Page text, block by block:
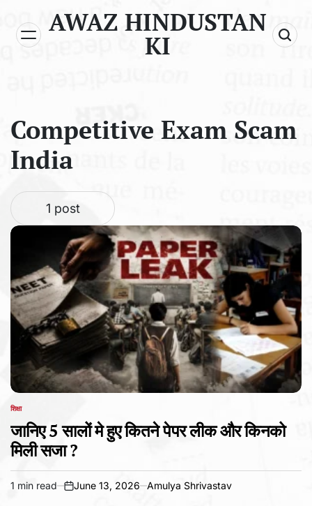
content
AWAZ HINDUSTAN
KI
Competitive Exam Scam
India
1 post
POSTED
शिक्षा
जानिए 5 सालों मे हुए कितने पेपर लीक और किनको
मिली सजा ?
Estimated
1 min read
on
June 13, 2026 Amulya Shrivastav